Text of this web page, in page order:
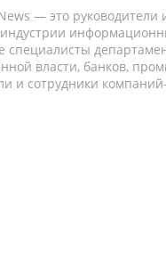
— это
специалисты
власти, банков,
и сотрудники